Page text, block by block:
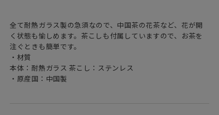
全て耐熱ガラス製の急須なので、中国茶の花茶など、花が開
く状態も愉しめます。茶こしも付属していますので、お茶を
注ぐときも簡単です。
・材質
本体：耐熱ガラス 茶こし：ステンレス
・原産国：中国製